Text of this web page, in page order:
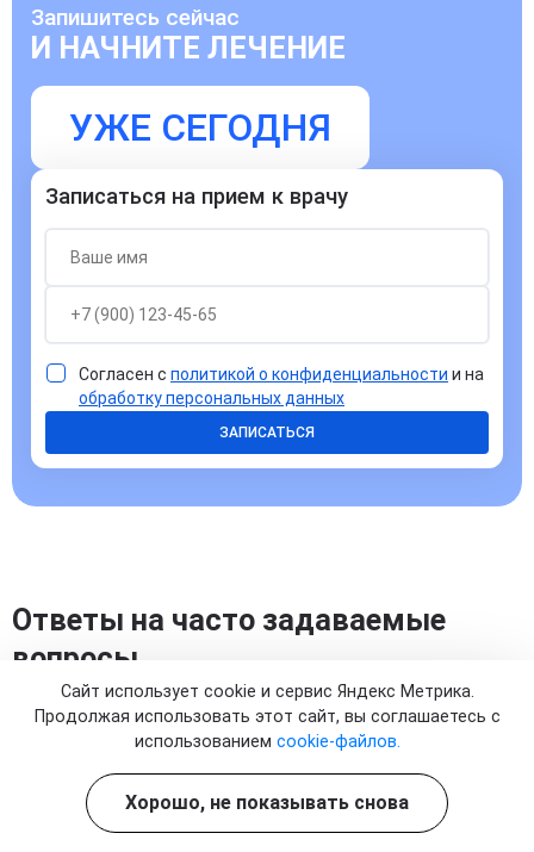
Запишитесь сейчас
И НАЧНИТЕ ЛЕЧЕНИЕ
УЖЕ СЕГОДНЯ
Записаться на прием к врачу
Согласен с политикой о конфиденциальности и на
обработку персональных данных
ЗАПИСАТЬСЯ
Ответы на часто задаваемые
вопросы
Как капельница помогает снизить
воспаление поджелудочной железы при
Сайт использует cookie и сервис Яндекс Метрика.
Продолжая использовать этот сайт, вы соглашаетесь с
использованием cookie-файлов.
Хорошо, не показывать снова